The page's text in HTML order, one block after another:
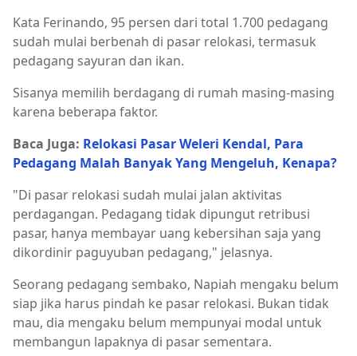
Kata Ferinando, 95 persen dari total 1.700 pedagang
sudah mulai berbenah di pasar relokasi, termasuk
pedagang sayuran dan ikan.
Sisanya memilih berdagang di rumah masing-masing
karena beberapa faktor.
Baca Juga: Relokasi Pasar Weleri Kendal, Para
Pedagang Malah Banyak Yang Mengeluh, Kenapa?
"Di pasar relokasi sudah mulai jalan aktivitas
perdagangan. Pedagang tidak dipungut retribusi
pasar, hanya membayar uang kebersihan saja yang
dikordinir paguyuban pedagang," jelasnya.
Seorang pedagang sembako, Napiah mengaku belum
siap jika harus pindah ke pasar relokasi. Bukan tidak
mau, dia mengaku belum mempunyai modal untuk
membangun lapaknya di pasar sementara.